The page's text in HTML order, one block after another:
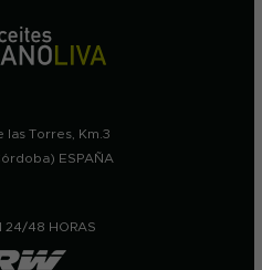
las Torres, Km.3
ESPAÑA
24/48 HORAS